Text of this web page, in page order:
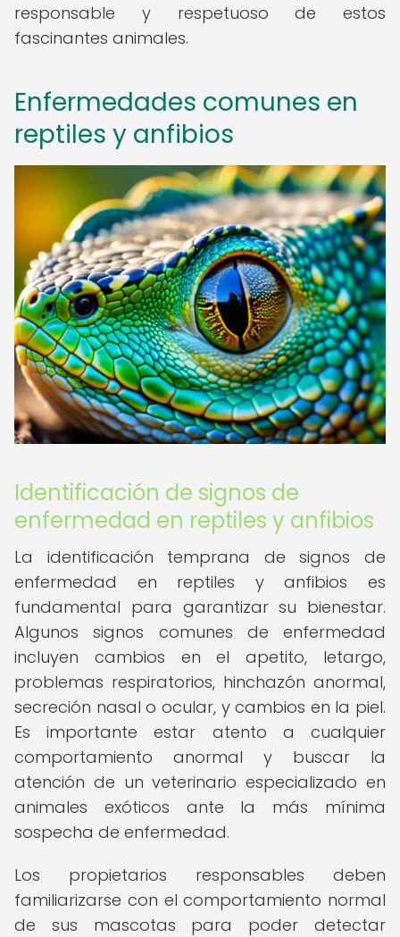
responsable y respetuoso de estos
fascinantes animales.
Enfermedades comunes en
reptiles y anfibios
Identificación de signos de
enfermedad en reptiles y anfibios
La identificación temprana de signos de
enfermedad en reptiles y anfibios es
fundamental para garantizar su bienestar.
Algunos signos comunes de enfermedad
incluyen cambios en el apetito, letargo,
problemas respiratorios, hinchazón anormal,
secreción nasal o ocular, y cambios en la piel.
Es importante estar atento a cualquier
comportamiento anormal y buscar la
atención de un veterinario especializado en
animales exóticos ante la más mínima
sospecha de enfermedad.
Los propietarios responsables deben
familiarizarse con el comportamiento normal
de sus mascotas para poder detectar